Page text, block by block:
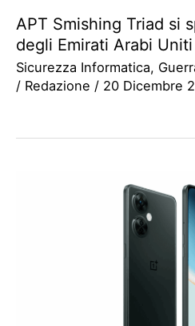
APT Smishing Triad si
degli Emirati Arabi Uniti
Sicurezza Informatica,
/ Redazione / 20 Dicembre